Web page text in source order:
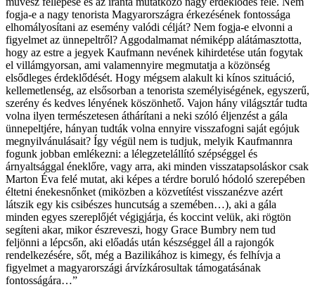
fogja-e a nagy tenorista Magyarországra érkezésének fontossága
elhomályosítani az esemény valódi célját? Nem fogja-e elvonni a
figyelmet az ünnepeltről? Aggodalmamat némiképp alátámasztotta,
hogy az estre a jegyek Kaufmann nevének kihirdetése után fogytak
el villámgyorsan, ami valamennyire megmutatja a közönség
elsődleges érdeklődését. Hogy mégsem alakult ki kínos szituáció,
kellemetlenség, az elsősorban a tenorista személyiségének, egyszerű,
szerény és kedves lényének köszönhető. Vajon hány világsztár tudta
volna ilyen természetesen áthárítani a neki szóló éljenzést a gála
ünnepeltjére, hányan tudták volna ennyire visszafogni saját egójuk
megnyilvánulásait? Így végül nem is tudjuk, melyik Kaufmannra
fogunk jobban emlékezni: a lélegzetelállító szépséggel és
árnyaltsággal éneklőre, vagy arra, aki minden visszatapsoláskor csak
Marton Éva felé mutat, aki képes a térdre boruló hódoló szerepében
éltetni énekesnőnket (miközben a közvetítést visszanézve azért
látszik egy kis csibészes huncutság a szemében…), aki a gála
minden egyes szereplőjét végigjárja, és koccint velük, aki rögtön
segíteni akar, mikor észreveszi, hogy Grace Bumbry nem tud
feljönni a lépcsőn, aki előadás után készséggel áll a rajongók
rendelkezésére, sőt, még a Bazilikához is kimegy, és felhívja a
figyelmet a magyarországi árvízkárosultak támogatásának
fontosságára…”